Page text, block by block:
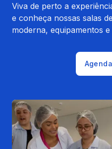
Viva de perto a
e conheça nossas salas
moderna, equipamentos e